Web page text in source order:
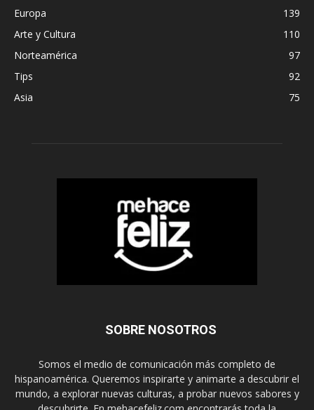
Europa
139
Arte y Cultura
110
Norteamérica
97
Tips
92
Asia
75
SOBRE NOSOTROS
Somos el medio de comunicación más completo de
hispanoamérica. Queremos inspirarte y animarte a descubrir el
mundo, a explorar nuevas culturas, a probar nuevos sabores y